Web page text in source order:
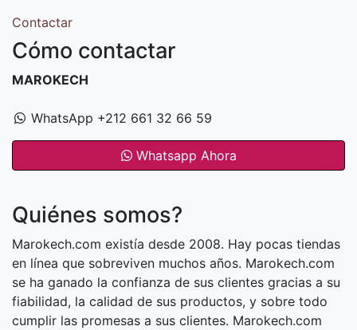
Contactar
Cómo contactar
MAROKECH
WhatsApp +212 661 32 66 59
Whatsapp Ahora
Quiénes somos?
Marokech.com existía desde 2008. Hay pocas tiendas
en línea que sobreviven muchos años. Marokech.com
se ha ganado la confianza de sus clientes gracias a su
fiabilidad, la calidad de sus productos, y sobre todo
cumplir las promesas a sus clientes. Marokech.com